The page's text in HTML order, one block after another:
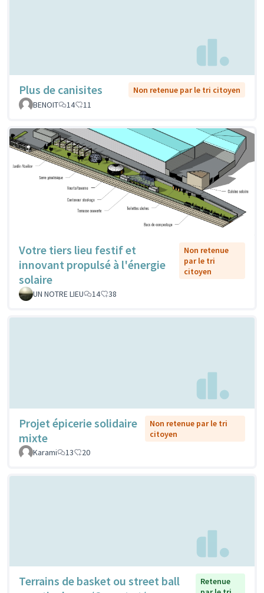
Plus de canisites
Non retenue par le tri citoyen
BENOIT
14 11
Votre tiers lieu festif et
innovant propulsé à l'énergie
solaire
Non retenue
par le tri
citoyen
UN NOTRE LIEU 14 38
Projet épicerie solidaire
mixte
Non retenue par le tri
citoyen
Karami
13 20
Terrains de basket ou street ball
Retenue